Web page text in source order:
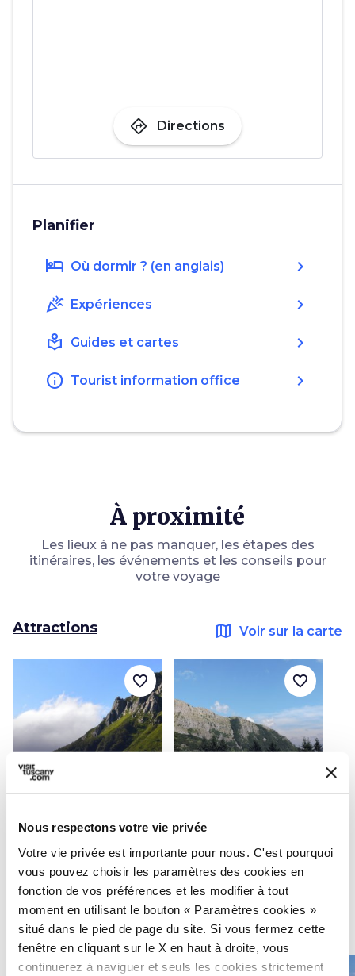
Nous respectons votre vie privée
Votre vie privée est importante pour nous. C'est pourquoi
vous pouvez choisir les paramètres des cookies en
fonction de vos préférences et les modifier à tout
moment en utilisant le bouton « Paramètres cookies »
situé dans le pied de page du site. Si vous fermez cette
fenêtre en cliquant sur le X en haut à droite, vous
continuerez à naviguer et seuls les cookies strictement
directions Directions
Planifier
hotel Où dormir ? (en anglais) chevron_right
celebration Expériences chevron_right
local_library Guides et cartes chevron_right
info Tourist information office chevron_right
À proximité
Les lieux à ne pas manquer, les étapes des
itinéraires, les événements et les conseils pour
votre voyage
Attractions map Voir sur la carte
photo_camera Attractions
Le Parc National de
émilien
favorite_border
photo_camera Attractions
Parc de l’Orecchiella
favorite_border
Idées map Voir sur la carte